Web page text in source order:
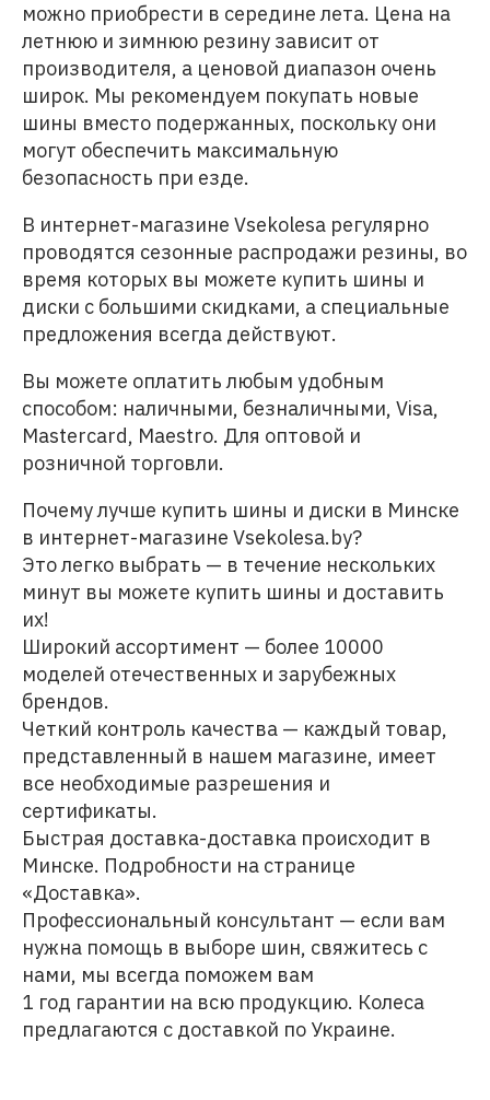
можно приобрести в середине лета. Цена на
летнюю и зимнюю резину зависит от
производителя, а ценовой диапазон очень
широк. Мы рекомендуем покупать новые
шины вместо подержанных, поскольку они
могут обеспечить максимальную
безопасность при езде.
В интернет-магазине Vsekolesa регулярно
проводятся сезонные распродажи резины, во
время которых вы можете купить шины и
диски с большими скидками, а специальные
предложения всегда действуют.
Вы можете оплатить любым удобным
способом: наличными, безналичными, Visa,
Mastercard, Maestro. Для оптовой и
розничной торговли.
Почему лучше купить шины и диски в Минске
в интернет-магазине Vsekolesa.by?
Это легко выбрать — в течение нескольких
минут вы можете купить шины и доставить
их!
Широкий ассортимент — более 10000
моделей отечественных и зарубежных
брендов.
Четкий контроль качества — каждый товар,
представленный в нашем магазине, имеет
все необходимые разрешения и
сертификаты.
Быстрая доставка-доставка происходит в
Минске. Подробности на странице
«Доставка».
Профессиональный консультант — если вам
нужна помощь в выборе шин, свяжитесь с
нами, мы всегда поможем вам
1 год гарантии на всю продукцию. Колеса
предлагаются с доставкой по Украине.